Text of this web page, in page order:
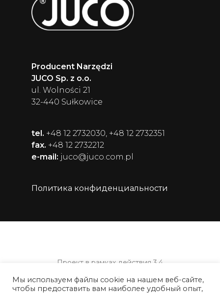
Producent Narzędzi
JUCO Sp. z o.o.
ul. Wolności 21
32-440 Sułkowice
tel. +48 12 2732030, +48 12 2732351
fax. +48 12 2732212
e-mail: juco@juco.com.pl
Политика конфиденциальности
Проект в рамках действия 3.4
Операционной программы
интеллектуального развития на 2014-2020
Мы используем файлы cookie на нашем веб-сайте,
чтобы предоставить вам наиболее удобный опыт,